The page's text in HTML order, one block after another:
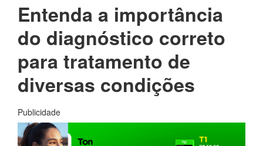
Entenda a importância
do diagnóstico correto
para tratamento de
diversas condições
Publicidade